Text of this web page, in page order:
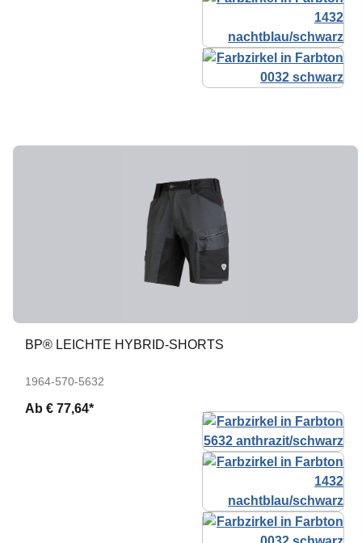
BP® LEICHTE HYBRID-SHORTS
1964-570-5632
Ab € 77,64*